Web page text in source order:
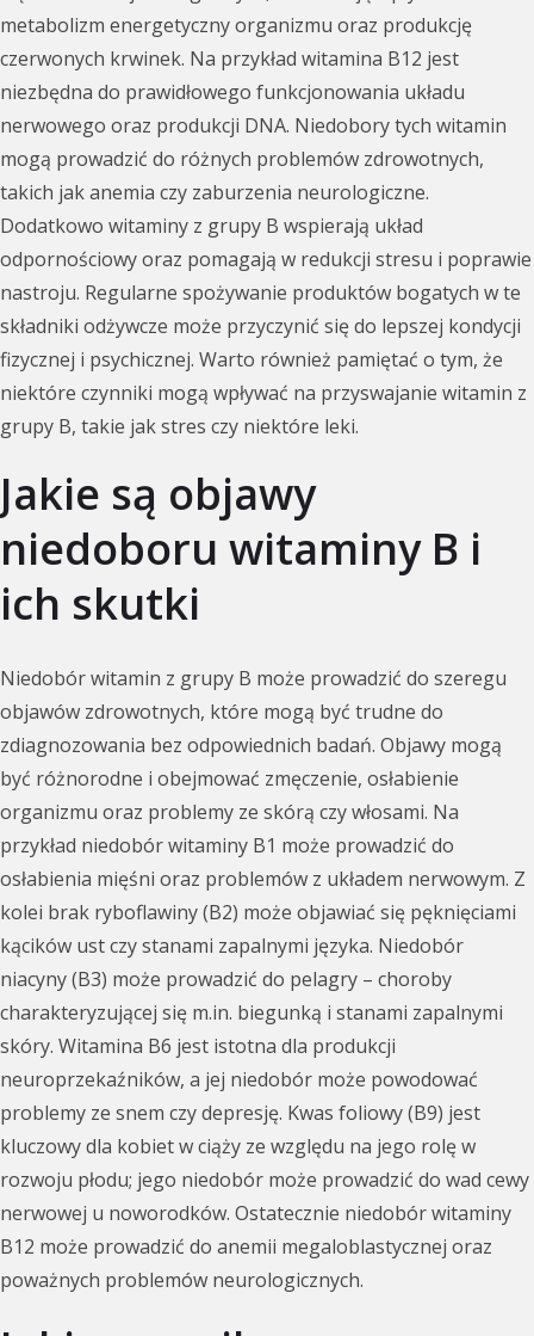
metabolizm energetyczny organizmu oraz produkcję
czerwonych krwinek. Na przykład witamina B12 jest
niezbędna do prawidłowego funkcjonowania układu
nerwowego oraz produkcji DNA. Niedobory tych witamin
mogą prowadzić do różnych problemów zdrowotnych,
takich jak anemia czy zaburzenia neurologiczne.
Dodatkowo witaminy z grupy B wspierają układ
odpornościowy oraz pomagają w redukcji stresu i poprawie
nastroju. Regularne spożywanie produktów bogatych w te
składniki odżywcze może przyczynić się do lepszej kondycji
fizycznej i psychicznej. Warto również pamiętać o tym, że
niektóre czynniki mogą wpływać na przyswajanie witamin z
grupy B, takie jak stres czy niektóre leki.
Jakie są objawy
niedoboru witaminy B i
ich skutki
Niedobór witamin z grupy B może prowadzić do szeregu
objawów zdrowotnych, które mogą być trudne do
zdiagnozowania bez odpowiednich badań. Objawy mogą
być różnorodne i obejmować zmęczenie, osłabienie
organizmu oraz problemy ze skórą czy włosami. Na
przykład niedobór witaminy B1 może prowadzić do
osłabienia mięśni oraz problemów z układem nerwowym. Z
kolei brak ryboflawiny (B2) może objawiać się pęknięciami
kącików ust czy stanami zapalnymi języka. Niedobór
niacyny (B3) może prowadzić do pelagry – choroby
charakteryzującej się m.in. biegunką i stanami zapalnymi
skóry. Witamina B6 jest istotna dla produkcji
neuroprzekaźników, a jej niedobór może powodować
problemy ze snem czy depresję. Kwas foliowy (B9) jest
kluczowy dla kobiet w ciąży ze względu na jego rolę w
rozwoju płodu; jego niedobór może prowadzić do wad cewy
nerwowej u noworodków. Ostatecznie niedobór witaminy
B12 może prowadzić do anemii megaloblastycznej oraz
poważnych problemów neurologicznych.